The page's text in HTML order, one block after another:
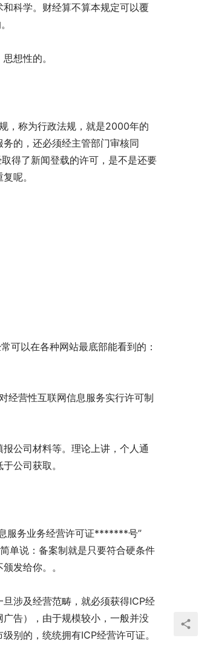
科学。财经算不算本规定可以覆
想性的。
，称为行政法规，就是2000年的
的，还必须经主管部门审核同
得了新闻登载的许可，是不是还要
呢。
以在各种网站最底部能看到的：
营性互联网信息服务实行许可制
公司材料等。理论上讲，个人通
公司获取。
服务业务经营许可证*******号”
单说：备案制就是只要符合硬条件
发给你。。
涉及经营范畴，就必须获得ICP经
告），由于规模较小，一般并没
别的，统统拥有ICP经营许可证。